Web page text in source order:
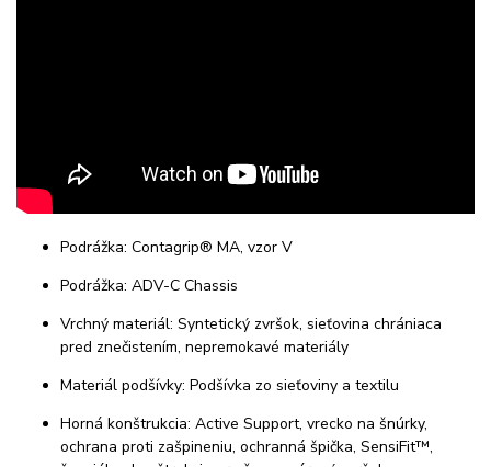
Podrážka: Contagrip® MA, vzor V
Podrážka: ADV-C Chassis
Vrchný materiál: Syntetický zvršok, sieťovina chrániaca
pred znečistením, nepremokavé materiály
Materiál podšívky: Podšívka zo sieťoviny a textilu
Horná konštrukcia: Active Support, vrecko na šnúrky,
ochrana proti zašpineniu, ochranná špička, SensiFit™,